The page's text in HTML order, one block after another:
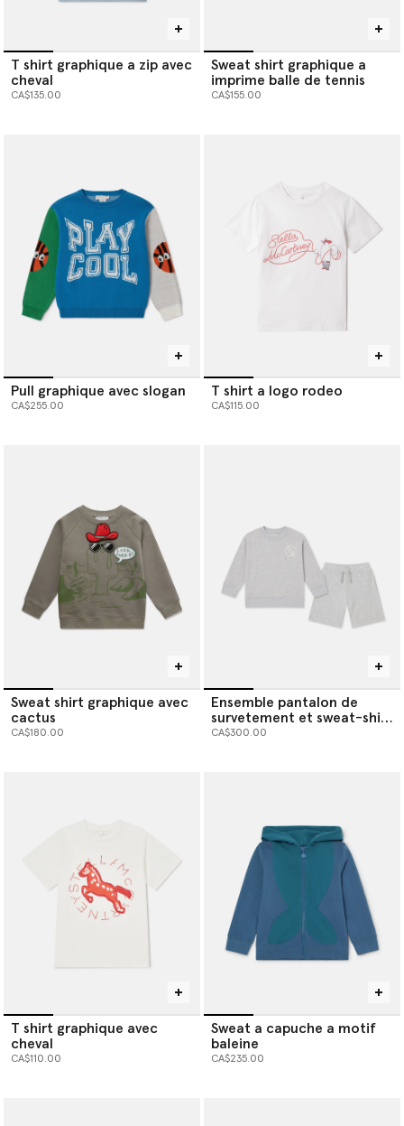
T shirt graphique a zip avec
cheval
CA$135.00
Sweat shirt graphique a
imprime balle de tennis
CA$155.00
Pull graphique avec slogan
CA$255.00
T shirt a logo rodeo
CA$115.00
Sweat shirt graphique avec
cactus
CA$180.00
Ensemble pantalon de
survetement et sweat-shirt
a logo S Wave
CA$300.00
T shirt graphique avec
cheval
CA$110.00
Sweat a capuche a motif
baleine
CA$235.00